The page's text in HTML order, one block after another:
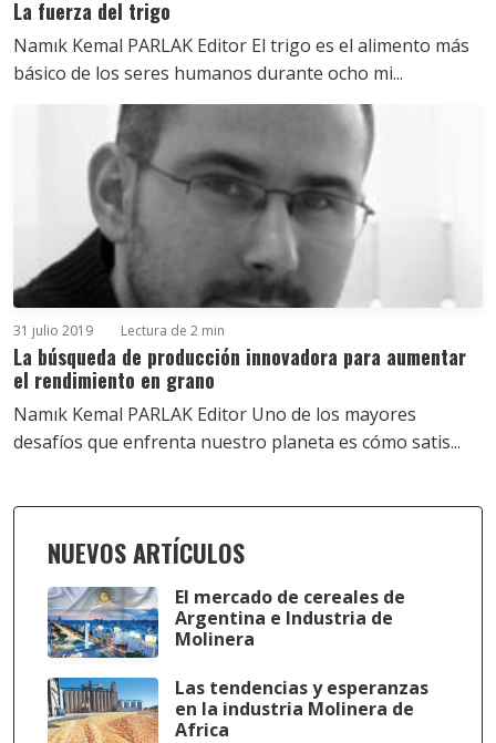
La fuerza del trigo
Namık Kemal PARLAK Editor El trigo es el alimento más
básico de los seres humanos durante ocho mi...
31 julio 2019 Lectura de 2 min
La búsqueda de producción innovadora para aumentar
el rendimiento en grano
Namık Kemal PARLAK Editor Uno de los mayores
desafíos que enfrenta nuestro planeta es cómo satis...
NUEVOS ARTÍCULOS
El mercado de cereales de
Argentina e Industria de
Molinera
Las tendencias y esperanzas
en la industria Molinera de
Africa